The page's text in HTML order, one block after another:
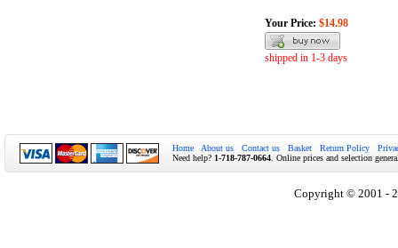
Your Price: $14.98
shipped in 1-3 days
Home About us Contact us Basket Return Policy
Need help? 1-718-787-0664 . Online prices and selection
Copyright © 2001 -